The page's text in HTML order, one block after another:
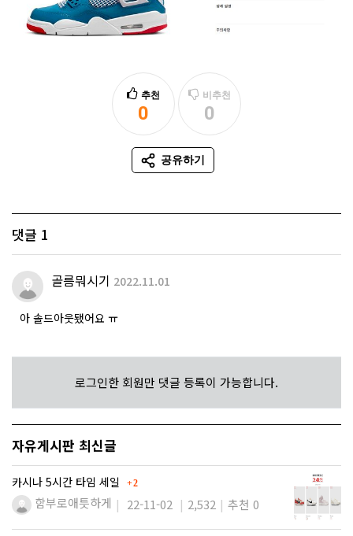
추천
0
추천
비추천
0
비추천
공유하기
SNS 공유
댓글 1
골름뭐시기 2022.11.01
아 솔드아웃됐어요 ㅠ
로그인한 회원만 댓글 등록이 가능합니다.
자유게시판 최신글
카시나 5시간 타임 세일 댓글
2
함부로애틋하게 22-11-02 2,532 추천 0